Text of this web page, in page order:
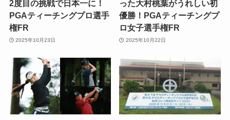
2度目の挑戦で日本一に！
PGAティーチングプロ選手
権FR
2025年10月23日
った大村桃葉がうれしい初
優勝！PGAティーチングプ
ロ女子選手権FR
2025年10月22日